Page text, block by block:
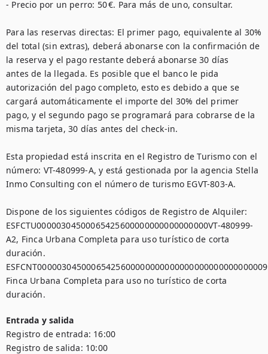
- Precio por un perro: 50 €. Para más de uno, consultar.
Para las reservas directas: El primer pago, equivalente al 30%
del total (sin extras), deberá abonarse con la confirmación de
la reserva y el pago restante deberá abonarse 30 días
antes de la llegada. Es posible que el banco le pida
autorización del pago completo, esto es debido a que se
cargará automáticamente el importe del 30% del primer
pago, y el segundo pago se programará para cobrarse de la
misma tarjeta, 30 días antes del check-in.
Esta propiedad está inscrita en el Registro de Turismo con el
número: VT-480999-A, y está gestionada por la agencia Stella
Inmo Consulting con el número de turismo EGVT-803-A.
Dispone de los siguientes códigos de Registro de Alquiler:
ESFCTU00000304500065425600000000000000000VT-480999-
A2, Finca Urbana Completa para uso turístico de corta
duración.
Finca Urbana Completa para uso no turístico de corta
Entrada y salida
Registro de entrada: 16:00
Registro de salida: 10:00